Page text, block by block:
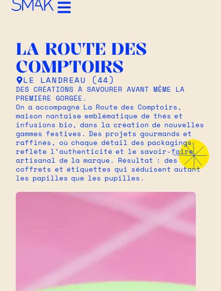
LA ROUTE DES
COMPTOIRS
LE LANDREAU (44)
DES CRÉATIONS À SAVOURER AVANT MÊME LA
PREMIÈRE GORGÉE.
On a accompagné La Route des Comptoirs,
maison nantaise emblématique de thés et
infusions bio, dans la création de nouvelles
gammes festives. Des projets gourmands et
raffinés, où chaque détail des packagings
reflète l’authenticité et le savoir-faire
artisanal de la marque. Résultat : des
coffrets et étiquettes qui séduisent autant
les papilles que les pupilles.